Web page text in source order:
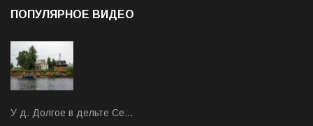
ПОПУЛЯРНОЕ ВИДЕО
У д. Долгое в дельте Се…